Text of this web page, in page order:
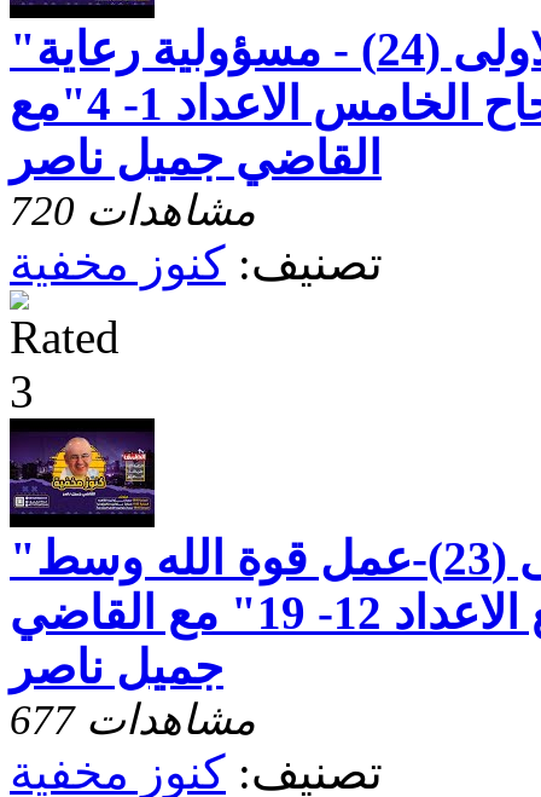
"رسالة بطرس الاولى (24) - مسؤولية رعاية
شعب الله - الاصحاح الخامس الاعداد 1- 4"مع
القاضي جميل ناصر
720 مشاهدات
تصنيف: كنوز مخفية
"رسالة بطرس الاولى (23)-عمل قوة الله وسط
الالام - الاصحاح الرابع الاعداد 12- 19" مع القاضي
جميل ناصر
677 مشاهدات
تصنيف: كنوز مخفية